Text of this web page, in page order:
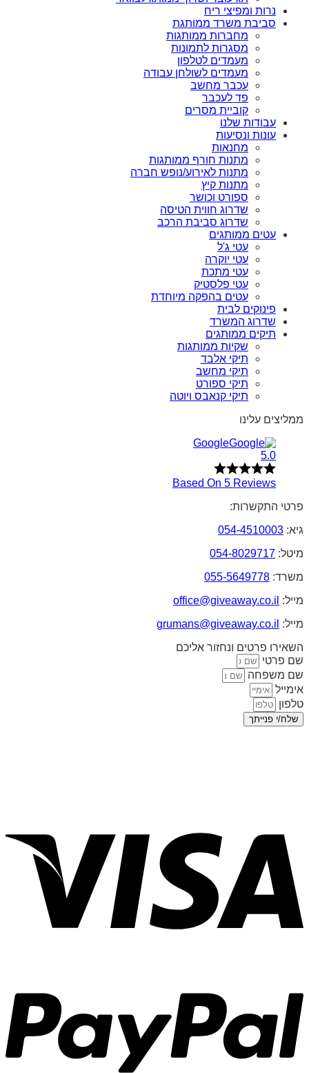
נרות ומפיצי ריח
סביבת משרד ממותגת
מחברות ממותגות
מסגרות לתמונות
מעמדים לטלפון
מעמדים לשולחן עבודה
עכבר מחשב
פד לעכבר
קוביית מסרים
עבודות שלנו
עונות ונסיעות
מחנאות
מתנות חורף ממותגות
מתנות לאירוע/נופש חברה
מתנות קיץ
ספורט וכושר
שדרוג חווית הטיסה
שדרוג סביבת הרכב
עטים ממותגים
עטי ג'ל
עטי יוקרה
עטי מתכת
עטי פלסטיק
עטים בהפקה מיוחדת
פינוקים לבית
שדרוג המשרד
תיקים ממותגים
שקיות ממותגות
תיקי אלבד
תיקי מחשב
תיקי ספורט
תיקי קנאבס ויוטה
ממליצים עלינו
Google
5.0
Based On 5 Reviews
פרטי התקשרות:
גיא: 054-4510003
מיטל: 054-8029717
משרד: 055-5649778
מייל: office@giveaway.co.il
מייל: grumans@giveaway.co.il
השאירו פרטים ונחזור אליכם
שם פרטי
שם משפחה
אימייל
טלפון
שלח/י פנייתך